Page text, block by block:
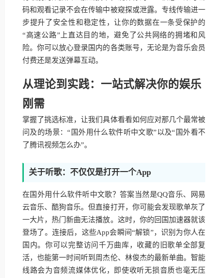
码和观看记录不会在传输中被窥探或泄露。专线传输进一
步提升了安全性和稳定性，让你的数据在一条受保护的
“高速公路”上直达目的地，避免了公共网络的拥堵和风
险。你可以放心登录国内的各类账号，无论是为音乐会员
付费还是发送弹幕互动。
从理论到实践：一站式解决你的娱乐
刚需
掌握了挑选标准，让我们具体看看如何应对那几个最常被
问及的场景：“国外用什么软件听中文歌”以及“国外看不
了腾讯视频怎么办”。
关于听歌：不仅仅是打开一个App
在国外用什么软件听中文歌？答案当然是QQ音乐、网易
云音乐、酷狗音乐。但直接打开，你可能会发现歌单灰了
一大片，热门新曲无法播放。这时，你的回国加速器就该
登场了。连接后，这些App会瞬间“解锁”，识别为你人在
国内。你可以完整访问千万曲库，收藏的旧歌单全部复
活，也能第一时间听到周杰伦、林俊杰的最新单曲。智能
线路会为音频流媒体优化，即使收听无损音质也毫无压